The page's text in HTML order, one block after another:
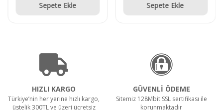
Sepete Ekle
Sepete Ekle
HIZLI KARGO
Türkiye’nin her yerine hızlı kargo,
üstelik 300TL ve üzeri ücretsiz
GÜVENLİ ÖDEME
Sitemiz 128Mbit SSL sertifikası ile
korunmaktadır